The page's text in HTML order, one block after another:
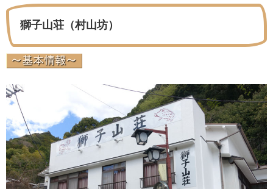
獅子山荘（村山坊）